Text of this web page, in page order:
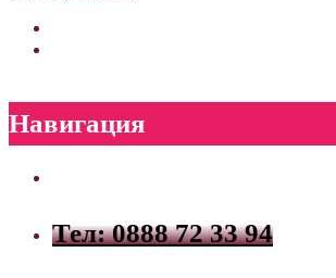
Навигация
Тел: 0888 72 33 94